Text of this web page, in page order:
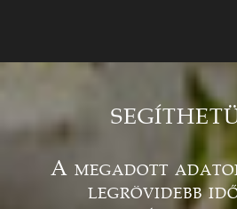
A megadott
legrövidebb